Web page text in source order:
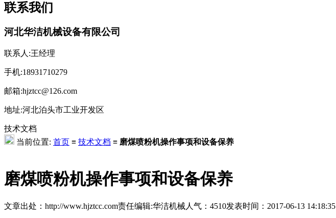
联系我们
河北华洁机械设备有限公司
联系人:王经理
手机:18931710279
邮箱:hjztcc@126.com
地址:河北泊头市工业开发区
技术文档
当前位置: 首页 ≡ 技术文档 ≡ 磨煤喷粉机操作事项和设备保养
磨煤喷粉机操作事项和设备保养
文章出处：http://www.hjztcc.com责任编辑:华洁机械人气： 4510发表时间：2017-06-13 14:18:35